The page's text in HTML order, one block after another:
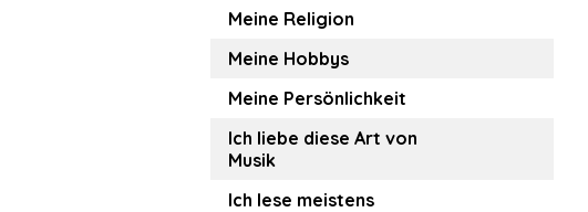
Meine Religion
Meine Hobbys
Meine Persönlichkeit
Ich liebe diese Art von
Musik
Ich lese meistens